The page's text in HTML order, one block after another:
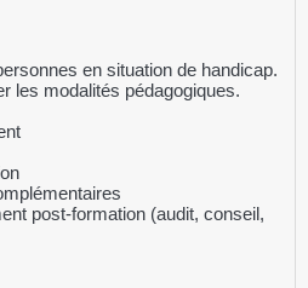
en situation de handicap.
les modalités pédagogiques.
post-formation (audit, conseil,